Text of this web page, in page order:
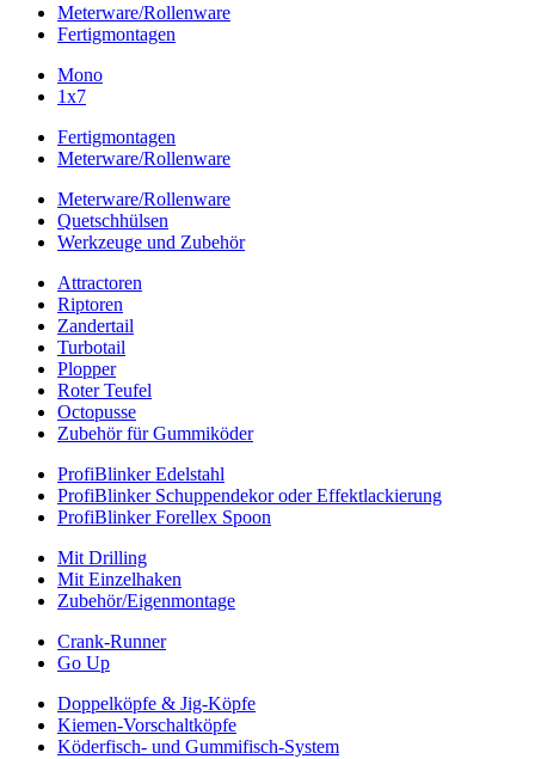
Meterware/Rollenware
Fertigmontagen
Mono
1x7
Fertigmontagen
Meterware/Rollenware
Meterware/Rollenware
Quetschhülsen
Werkzeuge und Zubehör
Attractoren
Riptoren
Zandertail
Turbotail
Plopper
Roter Teufel
Octopusse
Zubehör für Gummiköder
ProfiBlinker Edelstahl
ProfiBlinker Schuppendekor oder Effektlackierung
ProfiBlinker Forellex Spoon
Mit Drilling
Mit Einzelhaken
Zubehör/Eigenmontage
Crank-Runner
Go Up
Doppelköpfe & Jig-Köpfe
Kiemen-Vorschaltköpfe
Köderfisch- und Gummifisch-System